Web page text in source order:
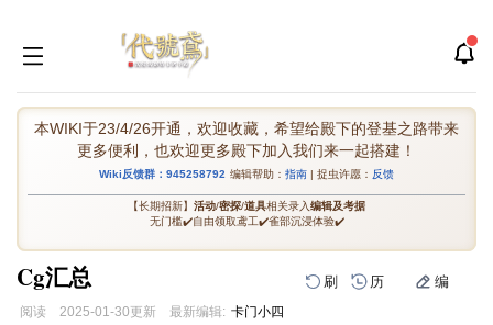
本WIKI于23/4/26开通，欢迎收藏，希望给殿下的登基之路带来
更多便利，也欢迎更多殿下加入我们来一起搭建！
Wiki反馈群：945258792 编辑帮助： 指南 | 捉虫许愿： 反馈
【长期招新】 活动/密探/道具相关录入编辑及考据
无门槛✔️自由领取鸢工✔️雀部沉浸体验✔️
Cg汇总 刷 历 编
阅读 2025-01-30更新 最新编辑: 卡门小四